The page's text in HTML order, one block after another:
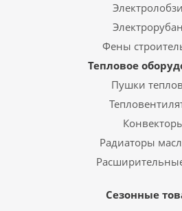
Фены
Тепловое
Пушки
Радиаторы
Сезонные